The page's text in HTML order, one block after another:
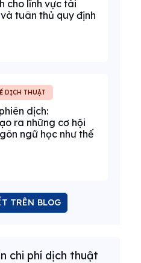
cho lĩnh vực tài
tuân thủ quy định
DỊCH THUẬT
dịch:
ra những cơ hội
ngữ học như thế
TRÊN BLOG
chi phí dịch thuật